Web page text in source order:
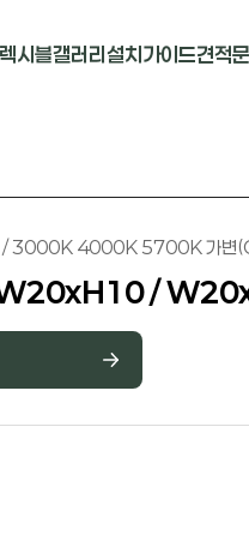
시블갤러리설치가이드견적
4000K 5700K 가변
/